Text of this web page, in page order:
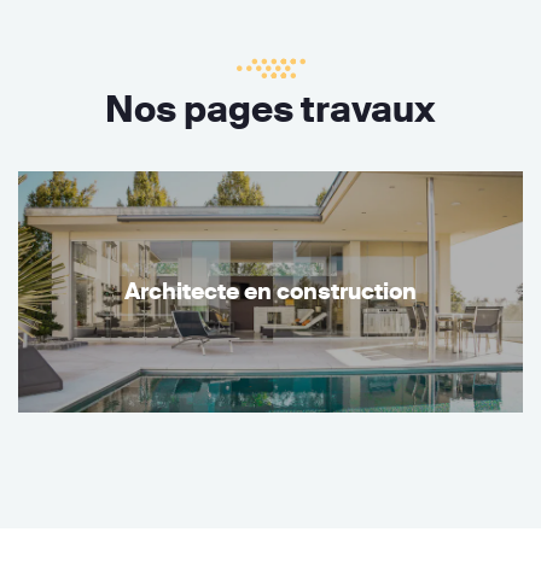
Nos pages travaux
Architecte en construction